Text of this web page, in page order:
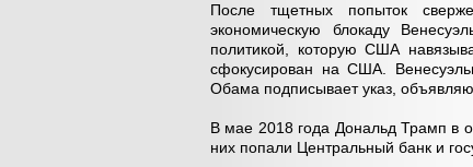
После тщетных попыток
экономическую блокаду
политикой, которую США
сфокусирован на США.
Обама подписывает указ,
В мае 2018 года Дональд Трамп в
них попали Центральный банк и